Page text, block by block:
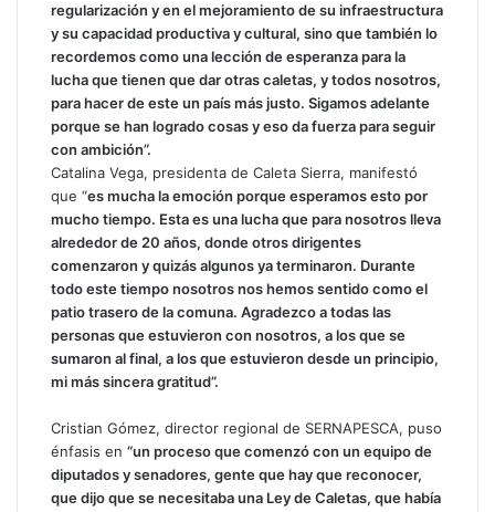
regularización y en el mejoramiento de su infraestructura
y su capacidad productiva y cultural, sino que también lo
recordemos como una lección de esperanza para la
lucha que tienen que dar otras caletas, y todos nosotros,
para hacer de este un país más justo. Sigamos adelante
porque se han logrado cosas y eso da fuerza para seguir
con ambición”.
Catalina Vega, presidenta de Caleta Sierra, manifestó
que “es mucha la emoción porque esperamos esto por
mucho tiempo. Esta es una lucha que para nosotros lleva
alrededor de 20 años, donde otros dirigentes
comenzaron y quizás algunos ya terminaron. Durante
todo este tiempo nosotros nos hemos sentido como el
patio trasero de la comuna. Agradezco a todas las
personas que estuvieron con nosotros, a los que se
sumaron al final, a los que estuvieron desde un principio,
mi más sincera gratitud”.
Cristian Gómez, director regional de SERNAPESCA, puso
énfasis en “un proceso que comenzó con un equipo de
diputados y senadores, gente que hay que reconocer,
que dijo que se necesitaba una Ley de Caletas, que había